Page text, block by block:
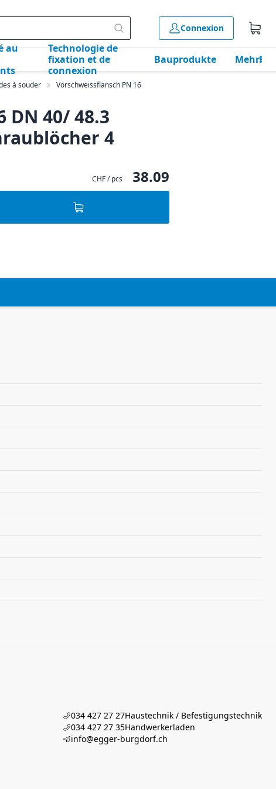
Connexion
au
Technologie de
fixation et de
connexion
Bauprodukte Mehr
à souder Vorschweissflansch PN 16
DN 40/ 48.3
4
CHF / pcs 38.09
034 427 27 27Haustechnik / Befestigungstechnik
034 427 27 35Handwerkerladen
info@egger-burgdorf.ch